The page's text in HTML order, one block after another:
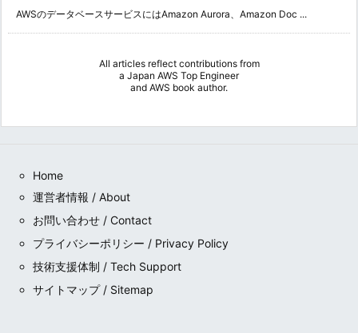
AWSのデータベースサービスにはAmazon Aurora、Amazon Doc ...
All articles reflect contributions from
a Japan AWS Top Engineer
and AWS book author.
Home
運営者情報 / About
お問い合わせ / Contact
プライバシーポリシー / Privacy Policy
技術支援体制 / Tech Support
サイトマップ / Sitemap